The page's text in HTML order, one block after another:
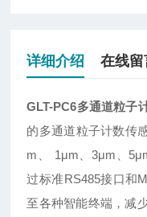
详细介绍 在线留
GLT-PC6多通道粒子
的多通道粒子计数传
m、 1μm、3μm、
过标准RS485接口和
至各种智能终端，减